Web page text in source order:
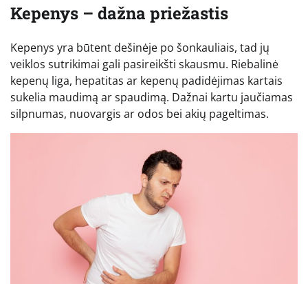
Kepenys – dažna priežastis
Kepenys yra būtent dešinėje po šonkauliais, tad jų
veiklos sutrikimai gali pasireikšti skausmu. Riebalinė
kepenų liga, hepatitas ar kepenų padidėjimas kartais
sukelia maudimą ar spaudimą. Dažnai kartu jaučiamas
silpnumas, nuovargis ar odos bei akių pageltimas.